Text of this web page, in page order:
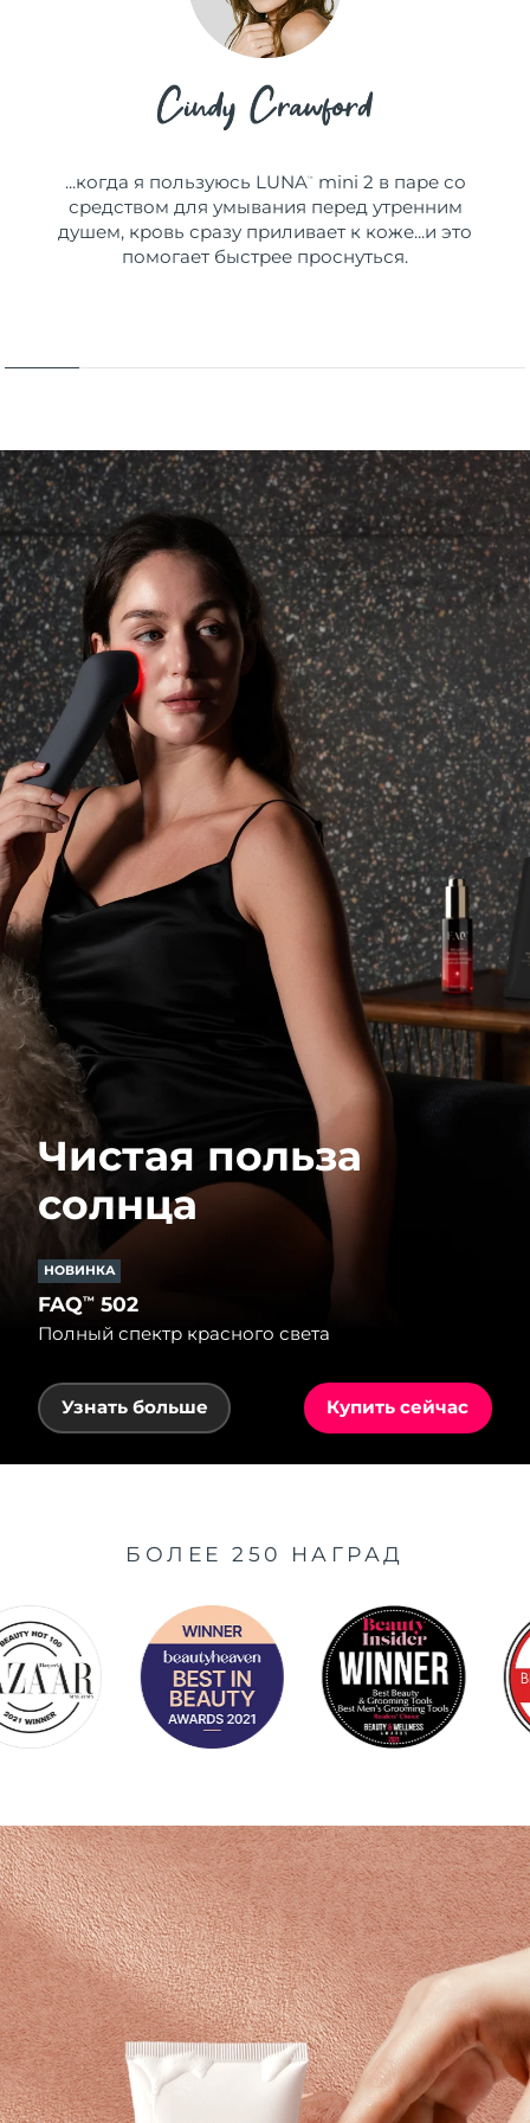
...когда я пользуюсь LUNA ™
mini 2 в паре со
средством для умывания перед утренним
душем, кровь сразу приливает к коже...и это
помогает быстрее проснуться.
Чистая польза
солнца
НОВИНКА
FAQ™ 502
Полный спектр красного света
Узнать больше Купить сейчас
БОЛЕЕ 250 НАГРАД